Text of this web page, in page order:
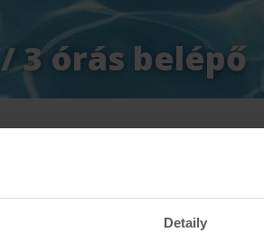
Detaily
3 órás belépő